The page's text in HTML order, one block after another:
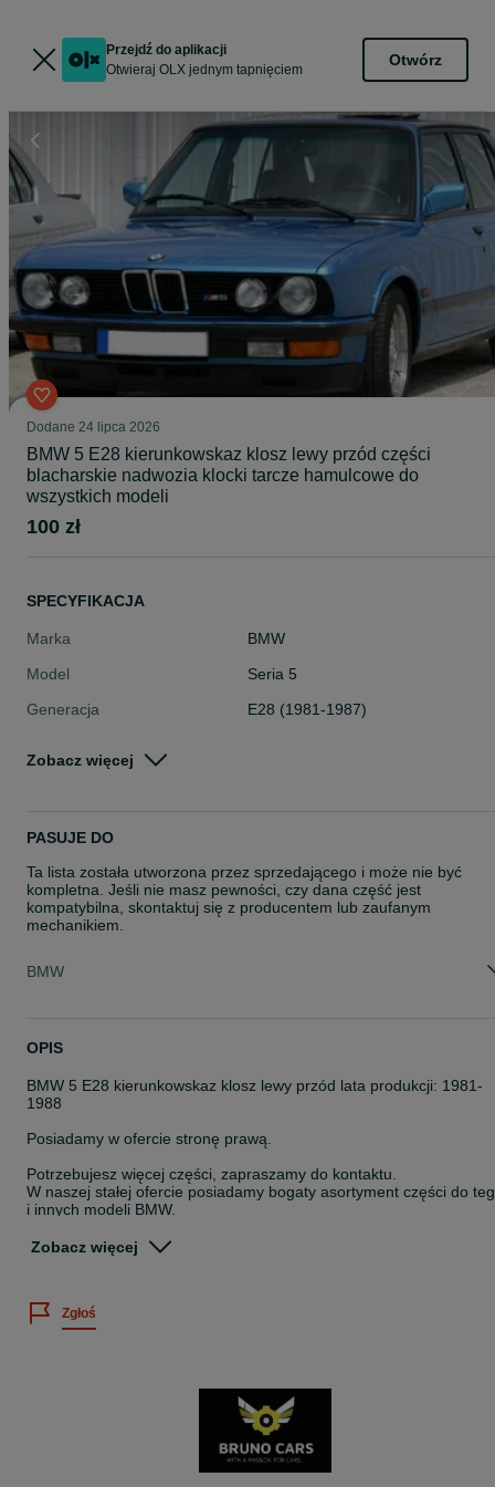
Przejdź do aplikacji
Otwieraj OLX jednym tapnięciem
Otwórz
Dodane 24 lipca 2026
BMW 5 E28 kierunkowskaz klosz lewy przód części
blacharskie nadwozia klocki tarcze hamulcowe do
wszystkich modeli
100 zł
SPECYFIKACJA
Marka
BMW
Model
Seria 5
Generacja
E28 (1981-1987)
Zobacz więcej
PASUJE DO
Ta lista została utworzona przez sprzedającego i może nie być
kompletna. Jeśli nie masz pewności, czy dana część jest
kompatybilna, skontaktuj się z producentem lub zaufanym
mechanikiem.
BMW
OPIS
BMW 5 E28 kierunkowskaz klosz lewy przód lata produkcji: 1981-
1988
Posiadamy w ofercie stronę prawą.
Potrzebujesz więcej części, zapraszamy do kontaktu.
W naszej stałej ofercie posiadamy bogaty asortyment części do
i innych modeli BMW.
Klocki oraz tarcze hamulcowe do wszystkich modeli.
do Twojego auta !
Oferujemy wyłącznie nowe części.
W naszej stałej ofercie posiadamy:
- fartuchy/ kielichy błotników przednich
Zobacz więcej
Zgłoś